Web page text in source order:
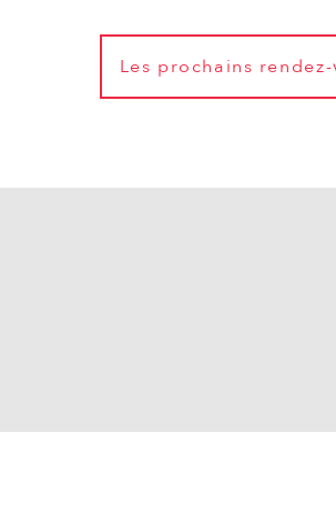
Les prochains rendez-